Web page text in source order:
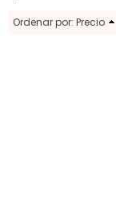
Ordenar por: Precio